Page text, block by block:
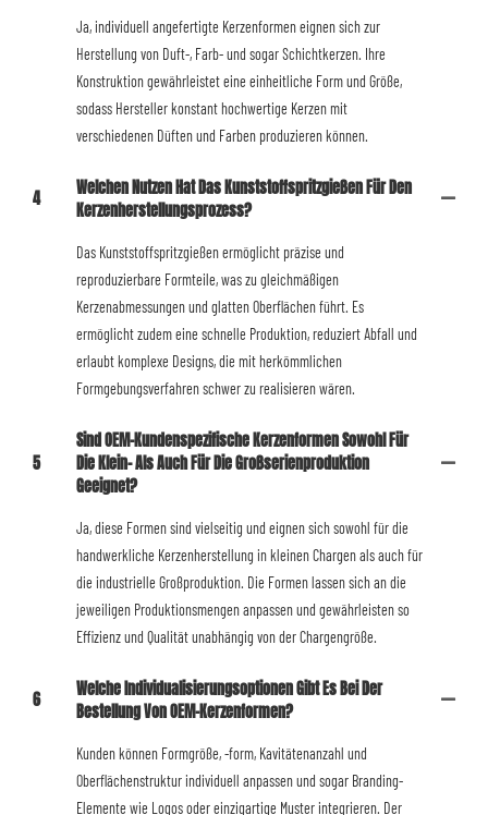
Ja, individuell angefertigte Kerzenformen eignen sich zur
Herstellung von Duft-, Farb- und sogar Schichtkerzen. Ihre
Konstruktion gewährleistet eine einheitliche Form und Größe,
sodass Hersteller konstant hochwertige Kerzen mit
verschiedenen Düften und Farben produzieren können.
4
Welchen Nutzen Hat Das Kunststoffspritzgießen Für Den
Kerzenherstellungsprozess?
Das Kunststoffspritzgießen ermöglicht präzise und
reproduzierbare Formteile, was zu gleichmäßigen
Kerzenabmessungen und glatten Oberflächen führt. Es
ermöglicht zudem eine schnelle Produktion, reduziert Abfall und
erlaubt komplexe Designs, die mit herkömmlichen
Formgebungsverfahren schwer zu realisieren wären.
5
Sind OEM-Kundenspezifische Kerzenformen Sowohl Für
Die Klein- Als Auch Für Die Großserienproduktion
Geeignet?
Ja, diese Formen sind vielseitig und eignen sich sowohl für die
handwerkliche Kerzenherstellung in kleinen Chargen als auch für
die industrielle Großproduktion. Die Formen lassen sich an die
jeweiligen Produktionsmengen anpassen und gewährleisten so
Effizienz und Qualität unabhängig von der Chargengröße.
6
Welche Individualisierungsoptionen Gibt Es Bei Der
Bestellung Von OEM-Kerzenformen?
Kunden können Formgröße, -form, Kavitätenanzahl und
Oberflächenstruktur individuell anpassen und sogar Branding-
Elemente wie Logos oder einzigartige Muster integrieren. Der